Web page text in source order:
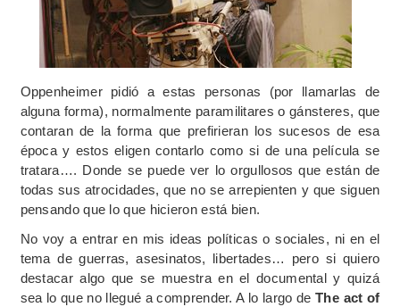
Oppenheimer pidió a estas personas (por llamarlas de
alguna forma), normalmente paramilitares o gánsteres, que
contaran de la forma que prefirieran los sucesos de esa
época y estos eligen contarlo como si de una película se
tratara…. Donde se puede ver lo orgullosos que están de
todas sus atrocidades, que no se arrepienten y que siguen
pensando que lo que hicieron está bien.
No voy a entrar en mis ideas políticas o sociales, ni en el
tema de guerras, asesinatos, libertades… pero si quiero
destacar algo que se muestra en el documental y quizá
sea lo que no llegué a comprender. A lo largo deThe act of